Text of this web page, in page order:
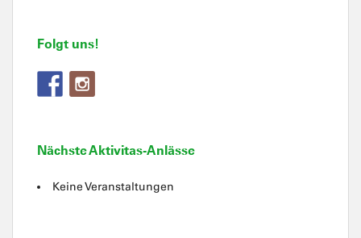
Folgt uns!
Nächste Aktivitas-Anlässe
Keine Veranstaltungen